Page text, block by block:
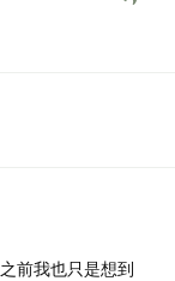
前我也只是想到